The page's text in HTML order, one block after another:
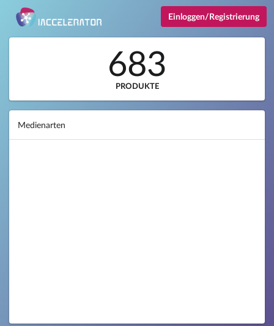
Einloggen/Registrierung
683
PRODUKTE
Medienarten